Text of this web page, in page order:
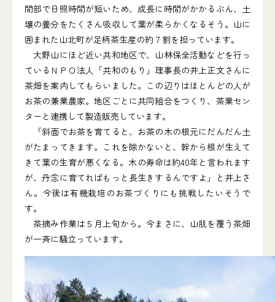
間部で日照時間が短いため、成長に時間がかかるぶん、土
壌の養分をたくさん吸収して葉が柔らかくなるそう。山に
囲まれた山北町が足柄茶生産の約７割を担っています。
大野山にほど近い共和地区で、山林保全活動などを行っ
ているＮＰＯ法人「共和のもり」理事長の井上正文さんに
茶畑を案内してもらいました。この辺りはほとんどの人が
お茶の兼業農家。地区ごとに共同組合をつくり、茶業セン
ターと連携して製造販売しています。
「斜面でお茶を育てると、お茶の木の根元にだんだん土
がたまってきます。これを除かないと、幹から根が生えて
きて葉の生育が悪くなる。木の寿命は約40年と言われます
が、丹念に育てればもっと長生きするんですよ」と井上さ
ん。今後は有機栽培のお茶づくりにも挑戦したいそうで
す。
茶摘み作業は５月上旬から。今まさに、山肌を覆う茶畑
が一斉に騒立っています。